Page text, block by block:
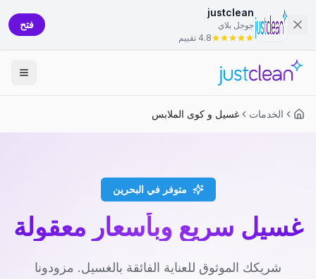
justclean
جوجل بلاي
4.8 تقييم
فتح
الخدمات غسيل و كوى الملابس
متوفر في البحرين
غسيل سريع وبأسعار معقولة
شريكك الموثوق للعناية الفائقة بالغسيل. مزودونا